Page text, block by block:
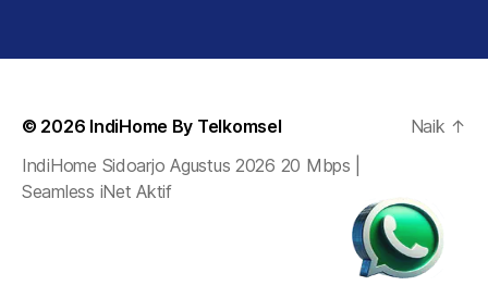
© 2026 IndiHome By Telkomsel
IndiHome Sidoarjo Agustus 2026 20 Mbps |
Seamless iNet Aktif
Naik ↑